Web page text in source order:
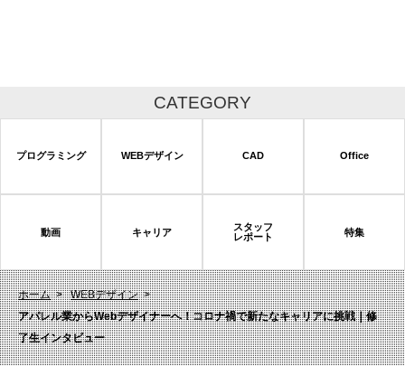
CATEGORY
プログラミング WEBデザイン CAD Office
動画 キャリア
スタッフ
レポート
特集
ホーム
WEBデザイン
アパレル業からWebデザイナーへ！コロナ禍で新たなキャリアに挑戦｜修
了生インタビュー